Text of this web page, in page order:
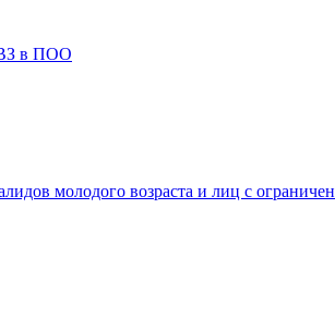
в ПОО
молодого возраста и лиц с